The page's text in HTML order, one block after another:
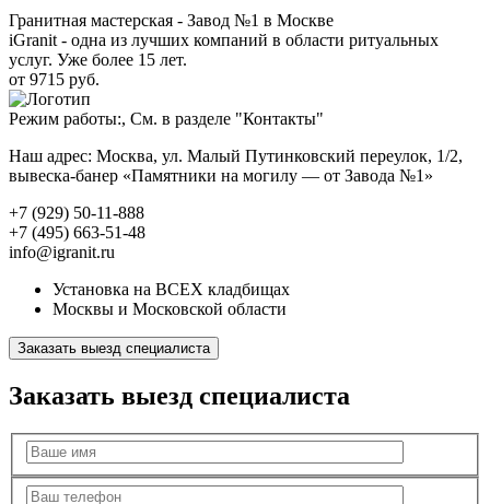
Гранитная мастерская - Завод №1 в Москве
iGranit - одна из лучших компаний в области ритуальных
услуг. Уже более 15 лет.
от 9715 руб.
Режим работы:, См. в разделе "Контакты"
Наш адрес: Москва, ул. Малый Путинковский переулок, 1/2,
вывеска-банер «Памятники на могилу — от Завода №1»
+7 (929) 50-11-888
+7 (495) 663-51-48
info@igranit.ru
Установка на ВСЕХ кладбищах
Москвы и Московской области
Заказать выезд специалиста
Заказать выезд специалиста